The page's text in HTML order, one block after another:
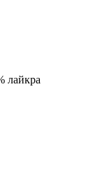
лайкра